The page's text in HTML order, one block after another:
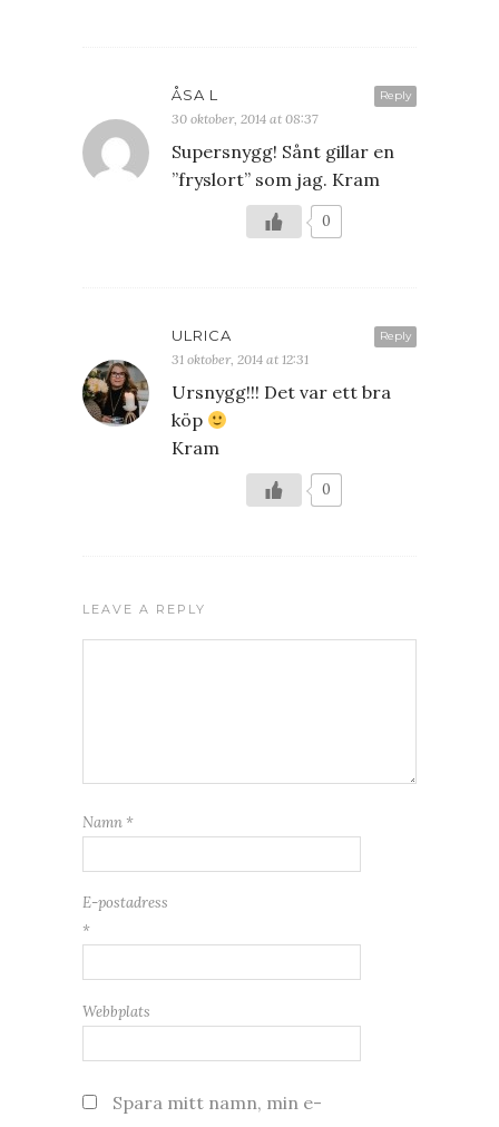
Reply
ÅSA L
30 oktober, 2014 at 08:37
Supersnygg! Sånt gillar en
”fryslort” som jag. Kram
0
Reply
ULRICA
31 oktober, 2014 at 12:31
Ursnygg!!! Det var ett bra
köp
Kram
0
LEAVE A REPLY
Namn *
E-postadress
*
Webbplats
Spara mitt namn, min e-